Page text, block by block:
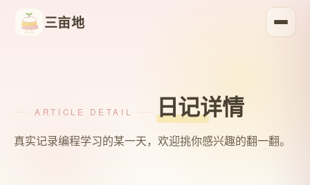
三亩地
ARTICLE DETAIL 日记详情
真实记录编程学习的某一天，欢迎挑你感兴趣的翻一翻。